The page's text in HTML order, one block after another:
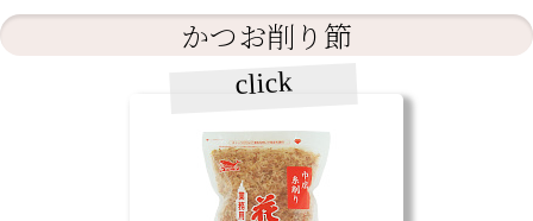
かつお削り節
click